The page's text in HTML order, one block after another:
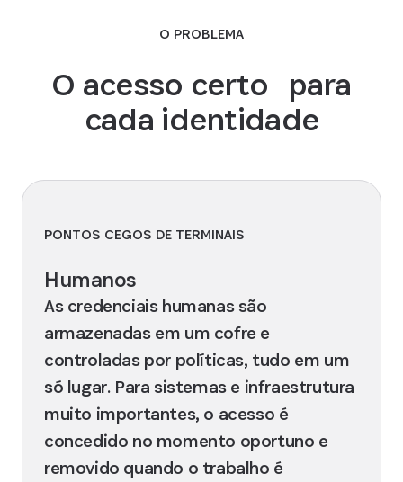
O PROBLEMA
O acesso certo para
cada identidade
PONTOS CEGOS DE TERMINAIS
Humanos
As credenciais humanas são
armazenadas em um cofre e
controladas por políticas, tudo em um
só lugar. Para sistemas e infraestrutura
muito importantes, o acesso é
concedido no momento oportuno e
removido quando o trabalho é